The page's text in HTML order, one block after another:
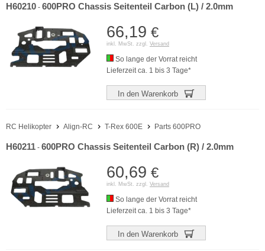
H60210 - 600PRO Chassis Seitenteil Carbon (L) / 2.0mm
66,19 €
inkl. MwSt. zzgl. Versand
So lange der Vorrat reicht
Lieferzeit ca. 1 bis 3 Tage*
In den Warenkorb
RC Helikopter Align-RC T-Rex 600E Parts 600PRO
H60211 - 600PRO Chassis Seitenteil Carbon (R) / 2.0mm
60,69 €
inkl. MwSt. zzgl. Versand
So lange der Vorrat reicht
Lieferzeit ca. 1 bis 3 Tage*
In den Warenkorb